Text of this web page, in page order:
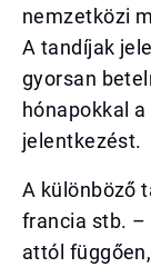
nemzetközi
A tandíjak
gyorsan
hónapokkal
jelentkezést.
A különböző
francia stb. –
attól